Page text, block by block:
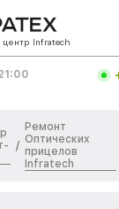
Infratech
/
Ремонт
Оптических
прицелов
Infratech